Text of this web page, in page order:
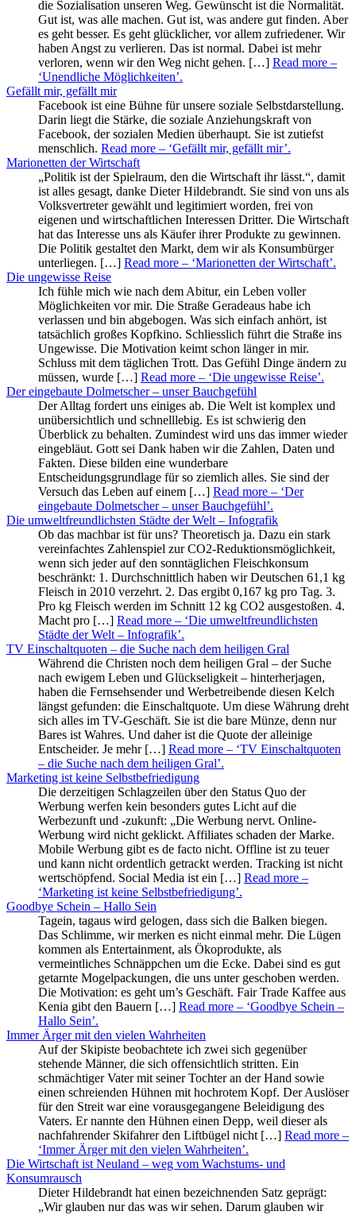
die Sozialisation unseren Weg. Gewünscht ist die Normalität.
Gut ist, was alle machen. Gut ist, was andere gut finden. Aber
es geht besser. Es geht glücklicher, vor allem zufriedener. Wir
haben Angst zu verlieren. Das ist normal. Dabei ist mehr
verloren, wenn wir den Weg nicht gehen. […] Read more –
‘Unendliche Möglichkeiten’.
Gefällt mir, gefällt mir
Facebook ist eine Bühne für unsere soziale Selbstdarstellung.
Darin liegt die Stärke, die soziale Anziehungskraft von
Facebook, der sozialen Medien überhaupt. Sie ist zutiefst
menschlich. Read more – ‘Gefällt mir, gefällt mir’.
Marionetten der Wirtschaft
„Politik ist der Spielraum, den die Wirtschaft ihr lässt.“, damit
ist alles gesagt, danke Dieter Hildebrandt. Sie sind von uns als
Volksvertreter gewählt und legitimiert worden, frei von
eigenen und wirtschaftlichen Interessen Dritter. Die Wirtschaft
hat das Interesse uns als Käufer ihrer Produkte zu gewinnen.
Die Politik gestaltet den Markt, dem wir als Konsumbürger
unterliegen. […] Read more – ‘Marionetten der Wirtschaft’.
Die ungewisse Reise
Ich fühle mich wie nach dem Abitur, ein Leben voller
Möglichkeiten vor mir. Die Straße Geradeaus habe ich
verlassen und bin abgebogen. Was sich einfach anhört, ist
tatsächlich großes Kopfkino. Schliesslich führt die Straße ins
Ungewisse. Die Motivation keimt schon länger in mir.
Schluss mit dem täglichen Trott. Das Gefühl Dinge ändern zu
müssen, wurde […] Read more – ‘Die ungewisse Reise’.
Der eingebaute Dolmetscher – unser Bauchgefühl
Der Alltag fordert uns einiges ab. Die Welt ist komplex und
unübersichtlich und schnelllebig. Es ist schwierig den
Überblick zu behalten. Zumindest wird uns das immer wieder
eingebläut. Gott sei Dank haben wir die Zahlen, Daten und
Fakten. Diese bilden eine wunderbare
Entscheidungsgrundlage für so ziemlich alles. Sie sind der
Versuch das Leben auf einem […] Read more – ‘Der
eingebaute Dolmetscher – unser Bauchgefühl’.
Die umweltfreundlichsten Städte der Welt – Infografik
Ob das machbar ist für uns? Theoretisch ja. Dazu ein stark
vereinfachtes Zahlenspiel zur CO2-Reduktionsmöglichkeit,
wenn sich jeder auf den sonntäglichen Fleischkonsum
beschränkt: 1. Durchschnittlich haben wir Deutschen 61,1 kg
Fleisch in 2010 verzehrt. 2. Das ergibt 0,167 kg pro Tag. 3.
Pro kg Fleisch werden im Schnitt 12 kg CO2 ausgestoßen. 4.
Macht pro […] Read more – ‘Die umweltfreundlichsten
Städte der Welt – Infografik’.
TV Einschaltquoten – die Suche nach dem heiligen Gral
Während die Christen noch dem heiligen Gral – der Suche
nach ewigem Leben und Glückseligkeit – hinterherjagen,
haben die Fernsehsender und Werbetreibende diesen Kelch
längst gefunden: die Einschaltquote. Um diese Währung dreht
sich alles im TV-Geschäft. Sie ist die bare Münze, denn nur
Bares ist Wahres. Und daher ist die Quote der alleinige
Entscheider. Je mehr […] Read more – ‘TV Einschaltquoten
– die Suche nach dem heiligen Gral’.
Marketing ist keine Selbstbefriedigung
Die derzeitigen Schlagzeilen über den Status Quo der
Werbung werfen kein besonders gutes Licht auf die
Werbezunft und -zukunft: „Die Werbung nervt. Online-
Werbung wird nicht geklickt. Affiliates schaden der Marke.
Mobile Werbung gibt es de facto nicht. Offline ist zu teuer
und kann nicht ordentlich getrackt werden. Tracking ist nicht
wertschöpfend. Social Media ist ein […] Read more –
‘Marketing ist keine Selbstbefriedigung’.
Goodbye Schein – Hallo Sein
Tagein, tagaus wird gelogen, dass sich die Balken biegen.
Das Schlimme, wir merken es nicht einmal mehr. Die Lügen
kommen als Entertainment, als Ökoprodukte, als
vermeintliches Schnäppchen um die Ecke. Dabei sind es gut
getarnte Mogelpackungen, die uns unter geschoben werden.
Die Motivation: es geht um’s Geschäft. Fair Trade Kaffee aus
Kenia gibt den Bauern […] Read more – ‘Goodbye Schein –
Hallo Sein’.
Immer Ärger mit den vielen Wahrheiten
Auf der Skipiste beobachtete ich zwei sich gegenüber
stehende Männer, die sich offensichtlich stritten. Ein
schmächtiger Vater mit seiner Tochter an der Hand sowie
einen schreienden Hühnen mit hochrotem Kopf. Der Auslöser
für den Streit war eine vorausgegangene Beleidigung des
Vaters. Er nannte den Hühnen einen Depp, weil dieser als
nachfahrender Skifahrer den Liftbügel nicht […] Read more –
‘Immer Ärger mit den vielen Wahrheiten’.
Die Wirtschaft ist Neuland – weg vom Wachstums- und
Konsumrausch
Dieter Hildebrandt hat einen bezeichnenden Satz geprägt:
„Wir glauben nur das was wir sehen. Darum glauben wir